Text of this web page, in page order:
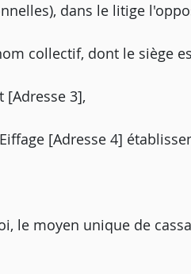
dans le litige
collectif, dont le siège
[Adresse 3],
[Adresse 4]
le moyen unique de